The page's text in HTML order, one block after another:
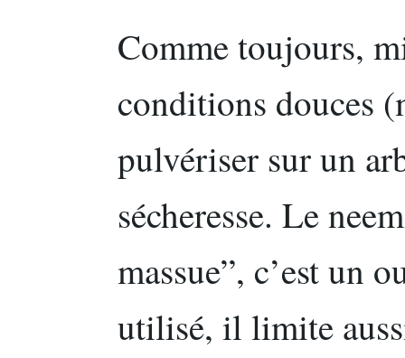
Comme toujours,
conditions douces
pulvériser sur un
sécheresse. Le
massue”, c’est un
utilisé, il limite